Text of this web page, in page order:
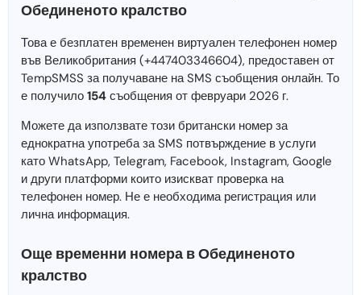
Обединеното кралство
Това е безплатен временен виртуален телефонен номер
във Великобритания (+447403346604), предоставен от
TempSMSS за получаване на SMS съобщения онлайн. То
е получило 154 съобщения от февруари 2026 г.
Можете да използвате този британски номер за
еднократна употреба за SMS потвърждение в услуги
като WhatsApp, Telegram, Facebook, Instagram, Google
и други платформи които изискват проверка на
телефонен номер. Не е необходима регистрация или
лична информация.
Още временни номера в Обединеното
кралство